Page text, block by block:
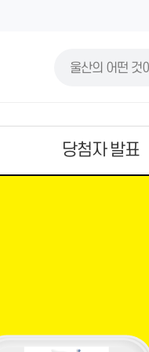
당첨자 발표